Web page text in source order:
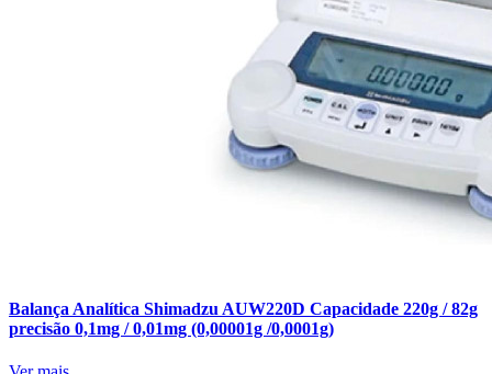
Balança Analítica Shimadzu AUW220D Capacidade 220g / 82g
precisão 0,1mg / 0,01mg (0,00001g /0,0001g)